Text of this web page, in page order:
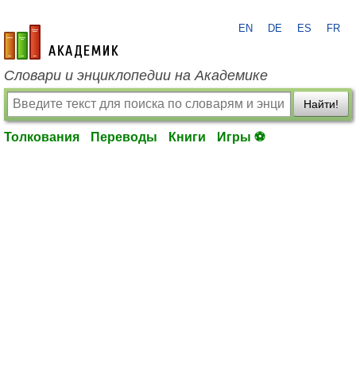
academic.ru
EN DE ES FR
Словари и энциклопедии на Академике
Найти!
Толкования Переводы Книги Игры ⚽